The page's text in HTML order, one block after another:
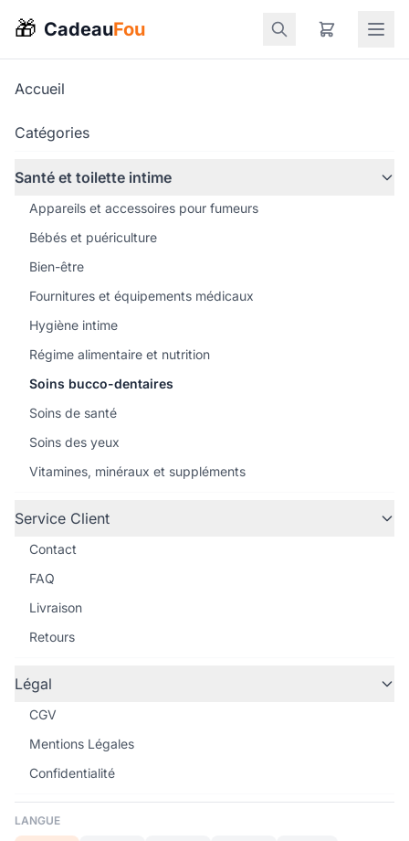
🎁 CadeauFou
Accueil
Catégories
Santé et toilette intime
Appareils et accessoires pour fumeurs
Bébés et puériculture
Bien-être
Fournitures et équipements médicaux
Hygiène intime
Régime alimentaire et nutrition
Soins bucco-dentaires
Soins de santé
Soins des yeux
Vitamines, minéraux et suppléments
Service Client
Contact
FAQ
Livraison
Retours
Légal
CGV
Mentions Légales
Confidentialité
LANGUE